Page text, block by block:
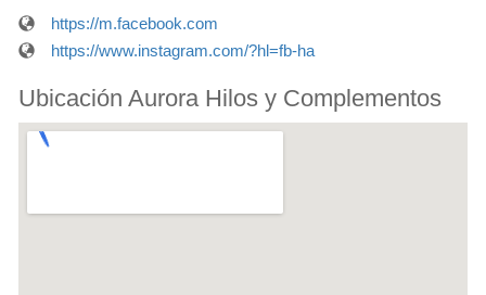
https://m.facebook.com
https://www.instagram.com/?hl=fb-ha
Ubicación Aurora Hilos y Complementos